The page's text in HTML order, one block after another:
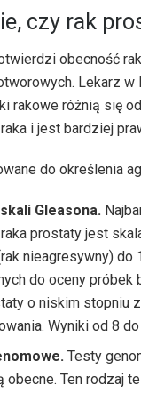
czy rak
obecność
Lekarz
rakowe różnią się
i jest bardziej
do określenia
Gleasona.
prostaty jest
nieagresywny) do
do oceny próbek
o niskim stopniu
Wyniki od 8
Testy
obecne. Ten rodzaj